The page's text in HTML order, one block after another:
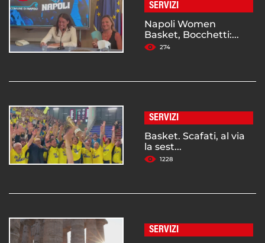
SERVIZI
Napoli Women
Basket, Bocchetti:...
274
SERVIZI
Basket. Scafati, al via
la sest...
1228
SERVIZI